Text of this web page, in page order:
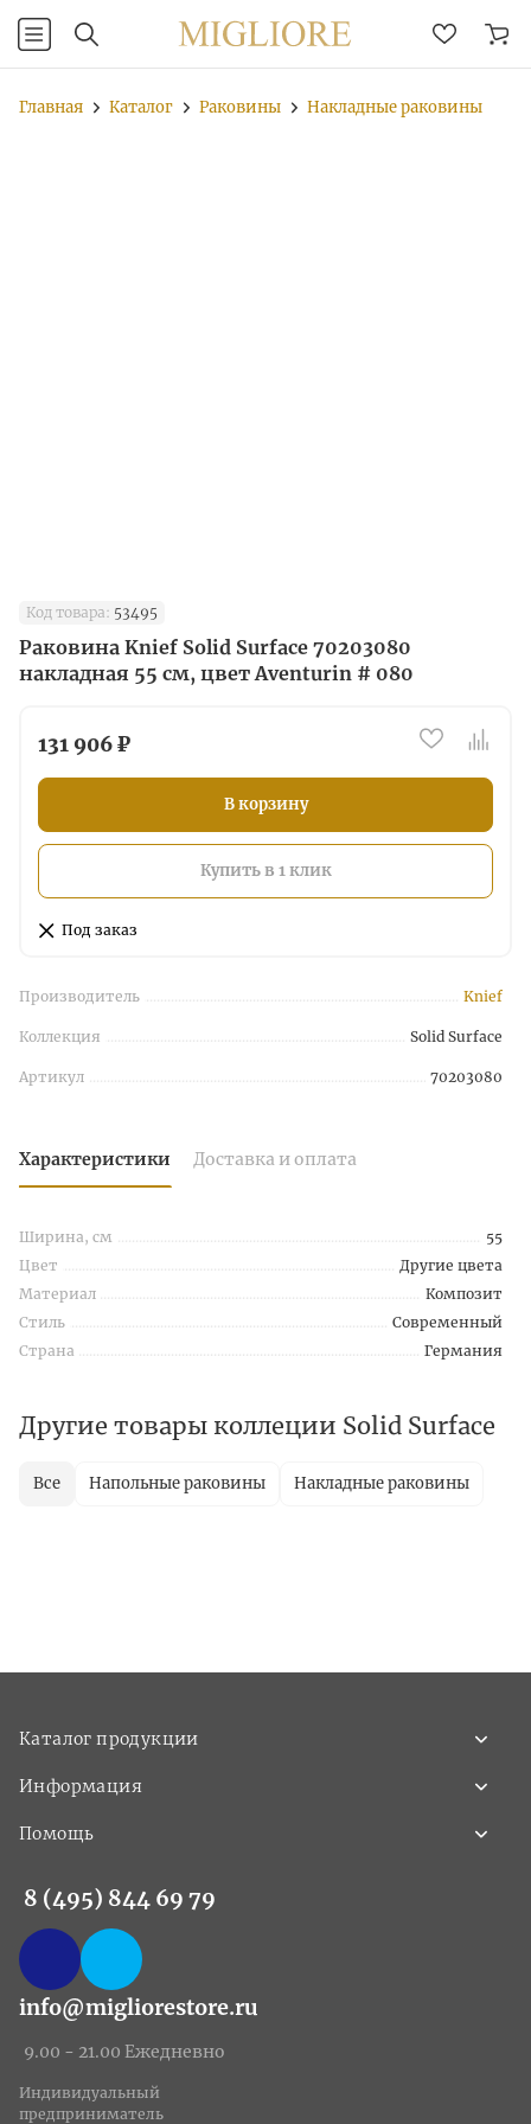
Главная Каталог Раковины Накладные раковины
Код товара: 53495
Раковина Knief Solid Surface 70203080
накладная 55 см, цвет Aventurin # 080
131 906 ₽
В корзину
Купить в 1 клик
Под заказ
Производитель Knief
Коллекция Solid Surface
Артикул 70203080
Характеристики Доставка и оплата
Ширина, см
55
Цвет
Другие цвета
Материал
Композит
Стиль
Современный
Страна
Германия
Другие товары коллеции Solid Surface
Все Напольные раковины Накладные раковины
Каталог продукции
Информация
Помощь
8 (495) 844 69 79
info@migliorestore.ru
9.00 - 21.00 Ежедневно
Индивидуальный
предприниматель